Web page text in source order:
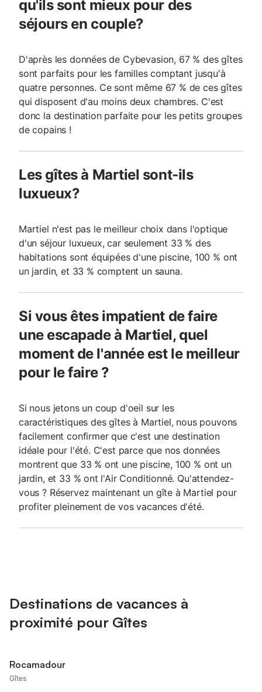
qu'ils sont mieux pour des
séjours en couple?
D'après les données de Cybevasion, 67 % des gîtes
sont parfaits pour les familles comptant jusqu'à
quatre personnes. Ce sont même 67 % de ces gîtes
qui disposent d'au moins deux chambres. C'est
donc la destination parfaite pour les petits groupes
de copains !
Les gîtes à Martiel sont-ils
luxueux?
Martiel n'est pas le meilleur choix dans l'optique
d'un séjour luxueux, car seulement 33 % des
habitations sont équipées d'une piscine, 100 % ont
un jardin, et 33 % comptent un sauna.
Si vous êtes impatient de faire
une escapade à Martiel, quel
moment de l'année est le meilleur
pour le faire ?
Si nous jetons un coup d'oeil sur les
caractéristiques des gîtes à Martiel, nous pouvons
facilement confirmer que c'est une destination
idéale pour l'été. C'est parce que nos données
montrent que 33 % ont une piscine, 100 % ont un
jardin, et 33 % ont l'Air Conditionné. Qu'attendez-
vous ? Réservez maintenant un gîte à Martiel pour
profiter pleinement de vos vacances d'été.
Destinations de vacances à
proximité pour Gîtes
Rocamadour
Gîtes